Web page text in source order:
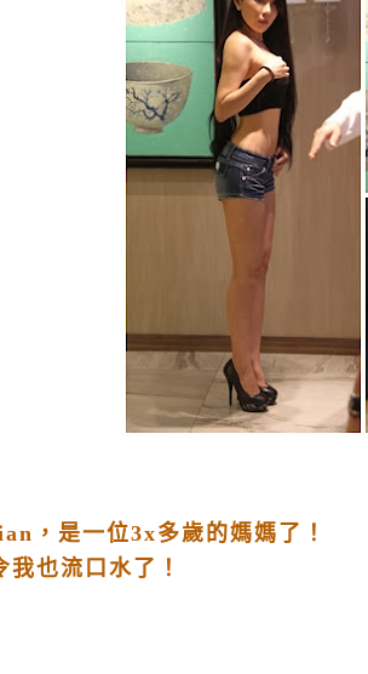
，是一位3x多歲的媽媽了！
也流口水了！